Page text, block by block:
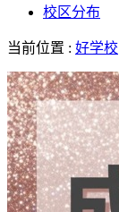
校区分布
当前位置 : 好学校